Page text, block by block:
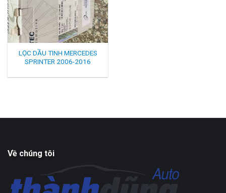
LỌC DẦU TINH MERCEDES
SPRINTER 2006-2016
Về chúng tôi